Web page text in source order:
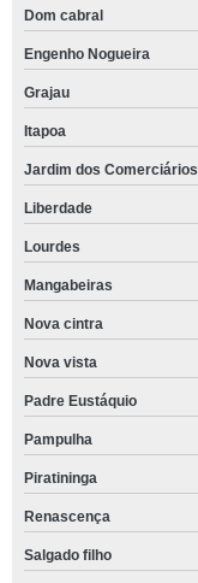
Dom cabral
Engenho Nogueira
Grajau
Itapoa
Jardim dos Comerciários
Liberdade
Lourdes
Mangabeiras
Nova cintra
Nova vista
Padre Eustáquio
Pampulha
Piratininga
Renascença
Salgado filho